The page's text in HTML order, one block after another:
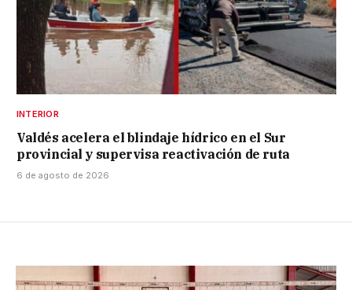
INTERIOR
Valdés acelera el blindaje hídrico en el Sur
provincial y supervisa reactivación de ruta
6 de agosto de 2026